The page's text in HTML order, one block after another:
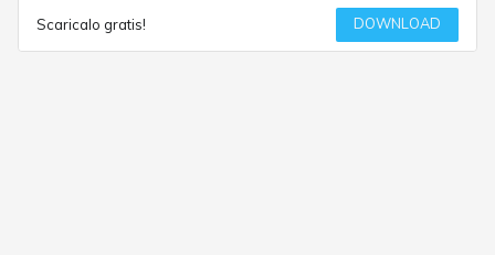
Scaricalo gratis! DOWNLOAD